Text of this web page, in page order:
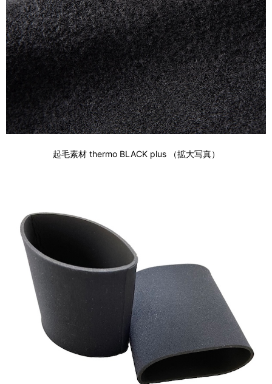
起毛素材 thermo BLACK plus （拡大写真）